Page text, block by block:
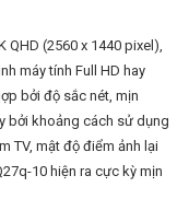
QHD (2560 x 1440 pixel),
máy tính Full HD hay
bởi độ sắc nét, mịn
bởi khoảng cách sử dụng
TV, mật độ điểm ảnh lại
10 hiện ra cực kỳ mịn